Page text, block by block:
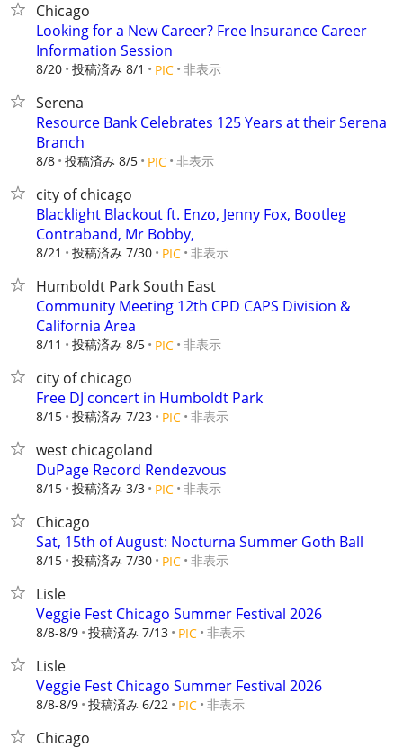
Chicago
Looking for a New Career? Free Insurance Career
Information Session
8/20 投稿済み 8/1 PIC 非表示
Serena
Resource Bank Celebrates 125 Years at their Serena
Branch
8/8 投稿済み 8/5 PIC 非表示
city of chicago
Blacklight Blackout ft. Enzo, Jenny Fox, Bootleg
Contraband, Mr Bobby,
8/21 投稿済み 7/30 PIC 非表示
Humboldt Park South East
Community Meeting 12th CPD CAPS Division &
California Area
8/11 投稿済み 8/5 PIC 非表示
city of chicago
Free DJ concert in Humboldt Park
8/15 投稿済み 7/23 PIC 非表示
west chicagoland
DuPage Record Rendezvous
8/15 投稿済み 3/3 PIC 非表示
Chicago
Sat, 15th of August: Nocturna Summer Goth Ball
8/15 投稿済み 7/30 PIC 非表示
Lisle
Veggie Fest Chicago Summer Festival 2026
8/8-8/9 投稿済み 7/13 PIC 非表示
Lisle
Veggie Fest Chicago Summer Festival 2026
8/8-8/9 投稿済み 6/22 PIC 非表示
Chicago